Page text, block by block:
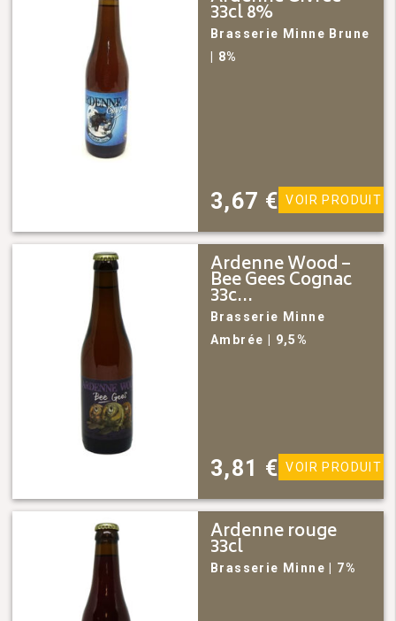
33cl 8%
Brasserie Minne Brune
| 8%
3,67 € VOIR PRODUIT
Ardenne Wood –
Bee Gees Cognac
33c...
Brasserie Minne
Ambrée
| 9,5%
3,81 € VOIR PRODUIT
Ardenne rouge
33cl
Brasserie Minne | 7%